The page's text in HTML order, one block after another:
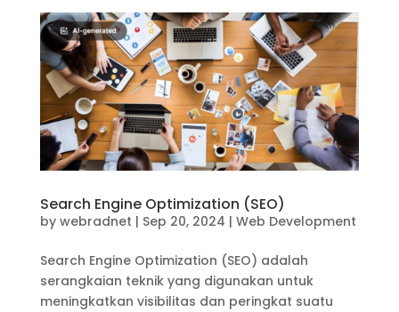
Search Engine Optimization (SEO)
by webradnet | Sep 20, 2024 | Web Development
Search Engine Optimization (SEO) adalah
serangkaian teknik yang digunakan untuk
meningkatkan visibilitas dan peringkat suatu